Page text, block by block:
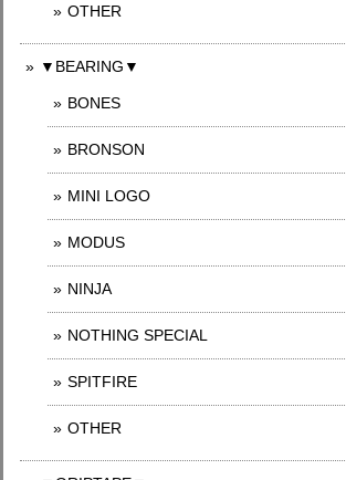
OTHER
▼BEARING▼
BONES
BRONSON
MINI LOGO
MODUS
NINJA
NOTHING SPECIAL
SPITFIRE
OTHER